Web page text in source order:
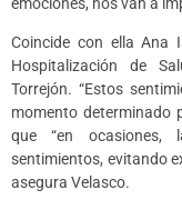
Coincide con ella Ana
Hospitalización de
Torrejón. “Estos
momento determinado
que “en ocasiones,
sentimientos, evitando
asegura Velasco.